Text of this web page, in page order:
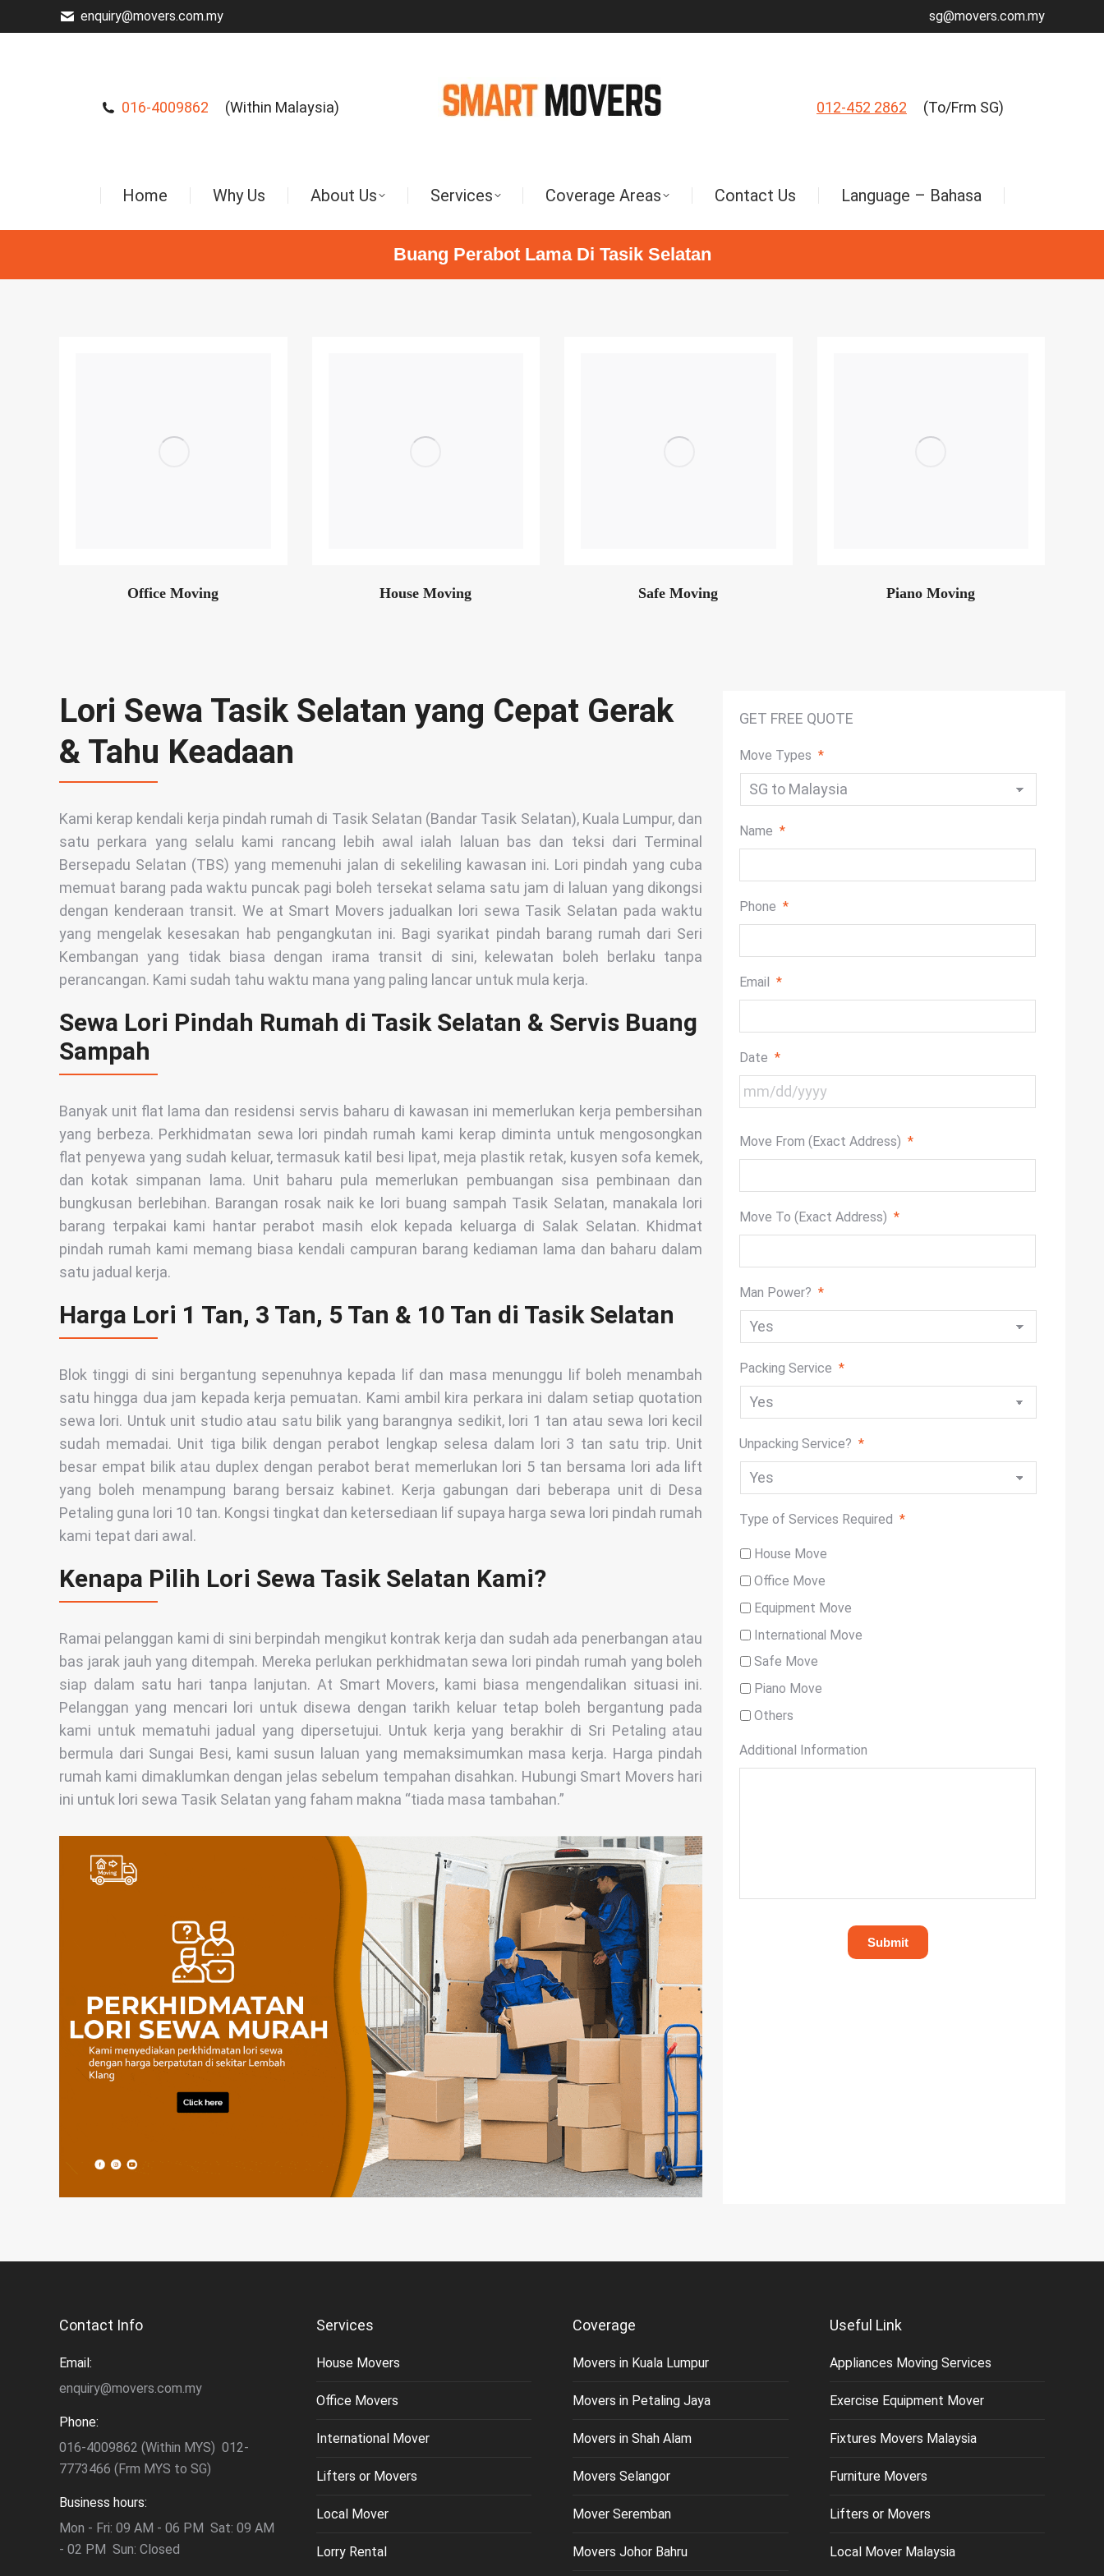
enquiry@movers.com.my sg@movers.com.my
016-4009862 (Within Malaysia) 012-452 2862 (To/Frm SG)
Home Why Us About Us Services Coverage Areas Contact Us Language – Bahasa
Buang Perabot Lama Di Tasik Selatan
Office Moving House Moving Safe Moving Piano Moving
Lori Sewa Tasik Selatan yang Cepat Gerak
& Tahu Keadaan
Kami kerap kendali kerja pindah rumah di Tasik Selatan (Bandar Tasik Selatan), Kuala Lumpur, dan
satu perkara yang selalu kami rancang lebih awal ialah laluan bas dan teksi dari Terminal
Bersepadu Selatan (TBS) yang memenuhi jalan di sekeliling kawasan ini. Lori pindah yang cuba
memuat barang pada waktu puncak pagi boleh tersekat selama satu jam di laluan yang dikongsi
dengan kenderaan transit. We at Smart Movers jadualkan lori sewa Tasik Selatan pada waktu
yang mengelak kesesakan hab pengangkutan ini. Bagi syarikat pindah barang rumah dari Seri
Kembangan yang tidak biasa dengan irama transit di sini, kelewatan boleh berlaku tanpa
perancangan. Kami sudah tahu waktu mana yang paling lancar untuk mula kerja.
Sewa Lori Pindah Rumah di Tasik Selatan & Servis Buang
Sampah
Banyak unit flat lama dan residensi servis baharu di kawasan ini memerlukan kerja pembersihan
yang berbeza. Perkhidmatan sewa lori pindah rumah kami kerap diminta untuk mengosongkan
flat penyewa yang sudah keluar, termasuk katil besi lipat, meja plastik retak, kusyen sofa kemek,
dan kotak simpanan lama. Unit baharu pula memerlukan pembuangan sisa pembinaan dan
bungkusan berlebihan. Barangan rosak naik ke lori buang sampah Tasik Selatan, manakala lori
barang terpakai kami hantar perabot masih elok kepada keluarga di Salak Selatan. Khidmat
pindah rumah kami memang biasa kendali campuran barang kediaman lama dan baharu dalam
satu jadual kerja.
Harga Lori 1 Tan, 3 Tan, 5 Tan & 10 Tan di Tasik Selatan
Blok tinggi di sini bergantung sepenuhnya kepada lif dan masa menunggu lif boleh menambah
satu hingga dua jam kepada kerja pemuatan. Kami ambil kira perkara ini dalam setiap quotation
sewa lori. Untuk unit studio atau satu bilik yang barangnya sedikit, lori 1 tan atau sewa lori kecil
sudah memadai. Unit tiga bilik dengan perabot lengkap selesa dalam lori 3 tan satu trip. Unit
besar empat bilik atau duplex dengan perabot berat memerlukan lori 5 tan bersama lori ada lift
yang boleh menampung barang bersaiz kabinet. Kerja gabungan dari beberapa unit di Desa
Petaling guna lori 10 tan. Kongsi tingkat dan ketersediaan lif supaya harga sewa lori pindah rumah
kami tepat dari awal.
Kenapa Pilih Lori Sewa Tasik Selatan Kami?
Ramai pelanggan kami di sini berpindah mengikut kontrak kerja dan sudah ada penerbangan atau
bas jarak jauh yang ditempah. Mereka perlukan perkhidmatan sewa lori pindah rumah yang boleh
siap dalam satu hari tanpa lanjutan. At Smart Movers, kami biasa mengendalikan situasi ini.
Pelanggan yang mencari lori untuk disewa dengan tarikh keluar tetap boleh bergantung pada
kami untuk mematuhi jadual yang dipersetujui. Untuk kerja yang berakhir di Sri Petaling atau
bermula dari Sungai Besi, kami susun laluan yang memaksimumkan masa kerja. Harga pindah
rumah kami dimaklumkan dengan jelas sebelum tempahan disahkan. Hubungi Smart Movers hari
ini untuk lori sewa Tasik Selatan yang faham makna “tiada masa tambahan.”
GET FREE QUOTE
Move Types *
Name *
Phone *
Email *
Date *
slash
Move From (Exact Address) *
Move To (Exact Address) *
Man Power? *
Packing Service *
Unpacking Service? *
Type of Services Required *
House Move
Office Move
Equipment Move
International Move
Safe Move
Piano Move
Others
Additional Information
Contact Info
Email:
enquiry@movers.com.my
Phone:
016-4009862 (Within MYS) 012-
7773466 (Frm MYS to SG)
Business hours:
Mon - Fri: 09 AM - 06 PM Sat: 09 AM
- 02 PM Sun: Closed
Services
House Movers
Office Movers
International Mover
Lifters or Movers
Local Mover
Lorry Rental
Coverage
Movers in Kuala Lumpur
Movers in Petaling Jaya
Movers in Shah Alam
Movers Selangor
Mover Seremban
Movers Johor Bahru
Useful Link
Appliances Moving Services
Exercise Equipment Mover
Fixtures Movers Malaysia
Furniture Movers
Lifters or Movers
Local Mover Malaysia